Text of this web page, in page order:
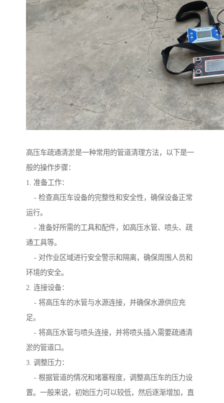
高压车疏通清淤是一种常用的管道清理方法，以下是一
般的操作步骤：
1. 准备工作：
- 检查高压车设备的完整性和安全性，确保设备正常
运行。
- 准备好所需的工具和配件，如高压水管、喷头、疏
通工具等。
- 对作业区域进行安全警示和隔离，确保周围人员和
环境的安全。
2. 连接设备：
- 将高压车的水管与水源连接，并确保水源供应充
足。
- 将高压水管与喷头连接，并将喷头插入需要疏通清
淤的管道口。
3. 调整压力：
- 根据管道的情况和堵塞程度，调整高压车的压力设
置。一般来说，初始压力可以较低，然后逐渐增加，直